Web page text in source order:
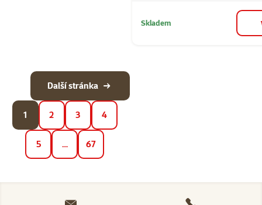
Skladem
1 2 3 4
5 … 67
Další stránka